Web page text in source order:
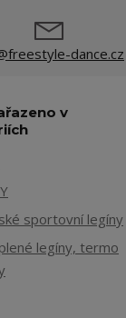
dance.cz
v
sportovní legíny
legíny, termo